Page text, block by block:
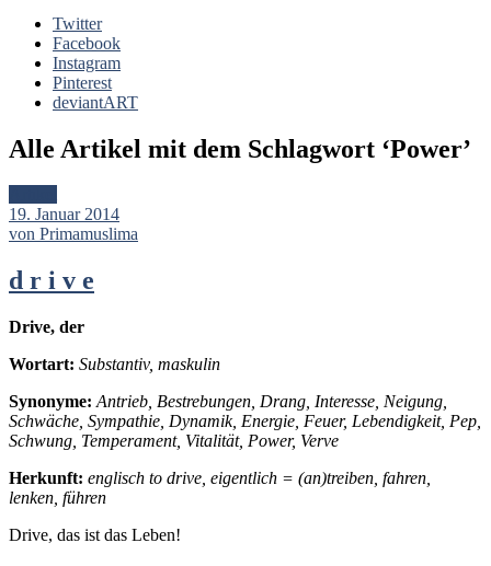
Twitter
Facebook
Instagram
Pinterest
deviantART
Alle Artikel mit dem Schlagwort ‘Power’
19. Januar 2014
von Primamuslima
d r i v e
Drive, der
Wortart: Substantiv, maskulin
Synonyme: Antrieb, Bestrebungen, Drang, Interesse, Neigung,
Schwäche, Sympathie, Dynamik, Energie, Feuer, Lebendigkeit, Pep,
Schwung, Temperament, Vitalität, Power, Verve
Herkunft: englisch to drive, eigentlich = (an)treiben, fahren,
lenken, führen
Drive, das ist das Leben!